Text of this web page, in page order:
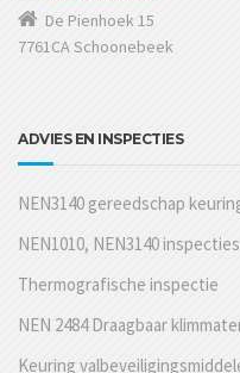
De Pienhoek 15
7761CA Schoonebeek
ADVIES EN INSPECTIES
NEN3140 gereedschap
NEN1010, NEN3140
Thermografische inspectie
NEN 2484 Draagbaar
Keuring